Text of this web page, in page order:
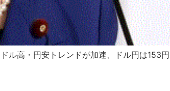
ドル高・円安トレンドが加速、ドル円は153